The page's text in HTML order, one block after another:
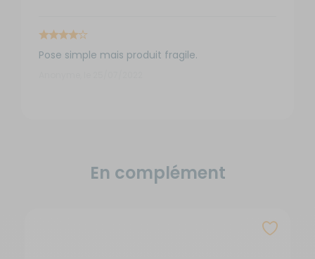
Pose simple mais produit fragile.
En complément